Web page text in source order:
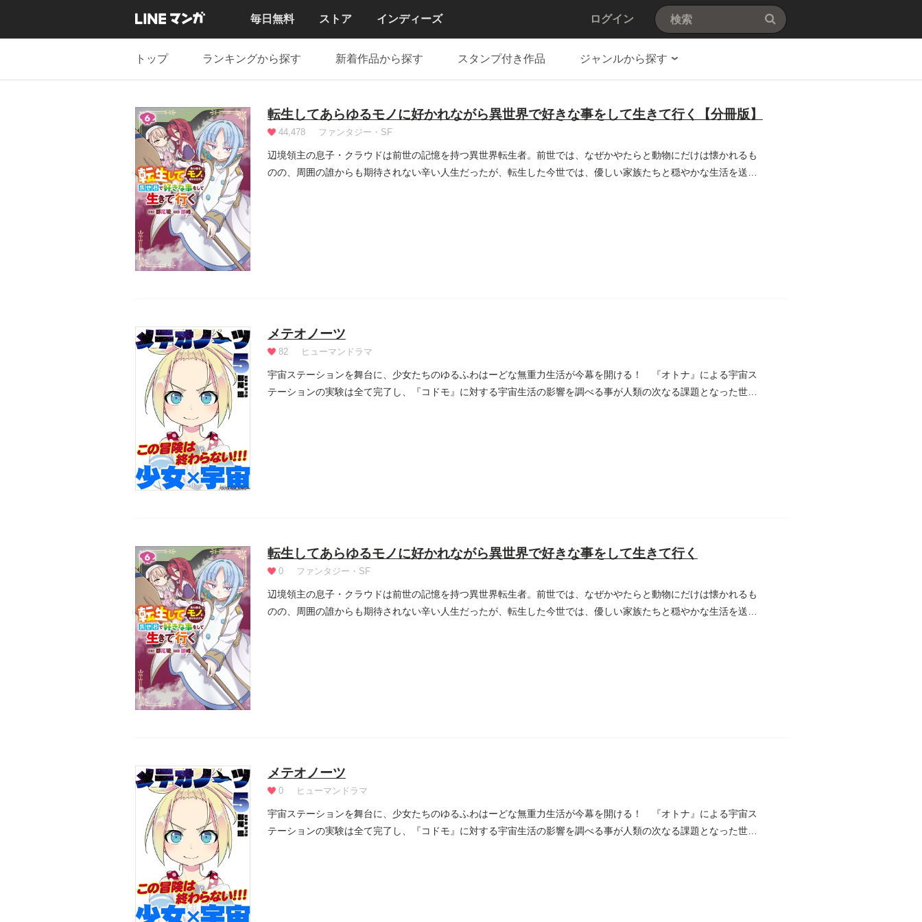
毎日無料 ストア インディーズ ログイン
トップ ランキングから探す 新着作品から探す スタンプ付き作品 ジャンルから探す
転生してあらゆるモノに好かれながら異世界で好きな事をして生きて行く【分冊版】
44,478 ファンタジー・SF
辺境領主の息子・クラウドは前世の記憶を持つ異世界転生者。前世では、なぜかやたらと動物にだけは懐かれるも
のの、周囲の誰からも期待されない辛い人生だったが、転生した今世では、優しい家族たちと穏やかな生活を送っ
メテオノーツ
82 ヒューマンドラマ
宇宙ステーションを舞台に、少女たちのゆるふわはーどな無重力生活が今幕を開ける！ 『オトナ』による宇宙ス
テーションの実験は全て完了し、『コドモ』に対する宇宙生活の影響を調べる事が人類の次なる課題となった世
転生してあらゆるモノに好かれながら異世界で好きな事をして生きて行く
0 ファンタジー・SF
辺境領主の息子・クラウドは前世の記憶を持つ異世界転生者。前世では、なぜかやたらと動物にだけは懐かれるも
のの、周囲の誰からも期待されない辛い人生だったが、転生した今世では、優しい家族たちと穏やかな生活を送っ
メテオノーツ
0 ヒューマンドラマ
宇宙ステーションを舞台に、少女たちのゆるふわはーどな無重力生活が今幕を開ける！ 『オトナ』による宇宙ス
テーションの実験は全て完了し、『コドモ』に対する宇宙生活の影響を調べる事が人類の次なる課題となった世